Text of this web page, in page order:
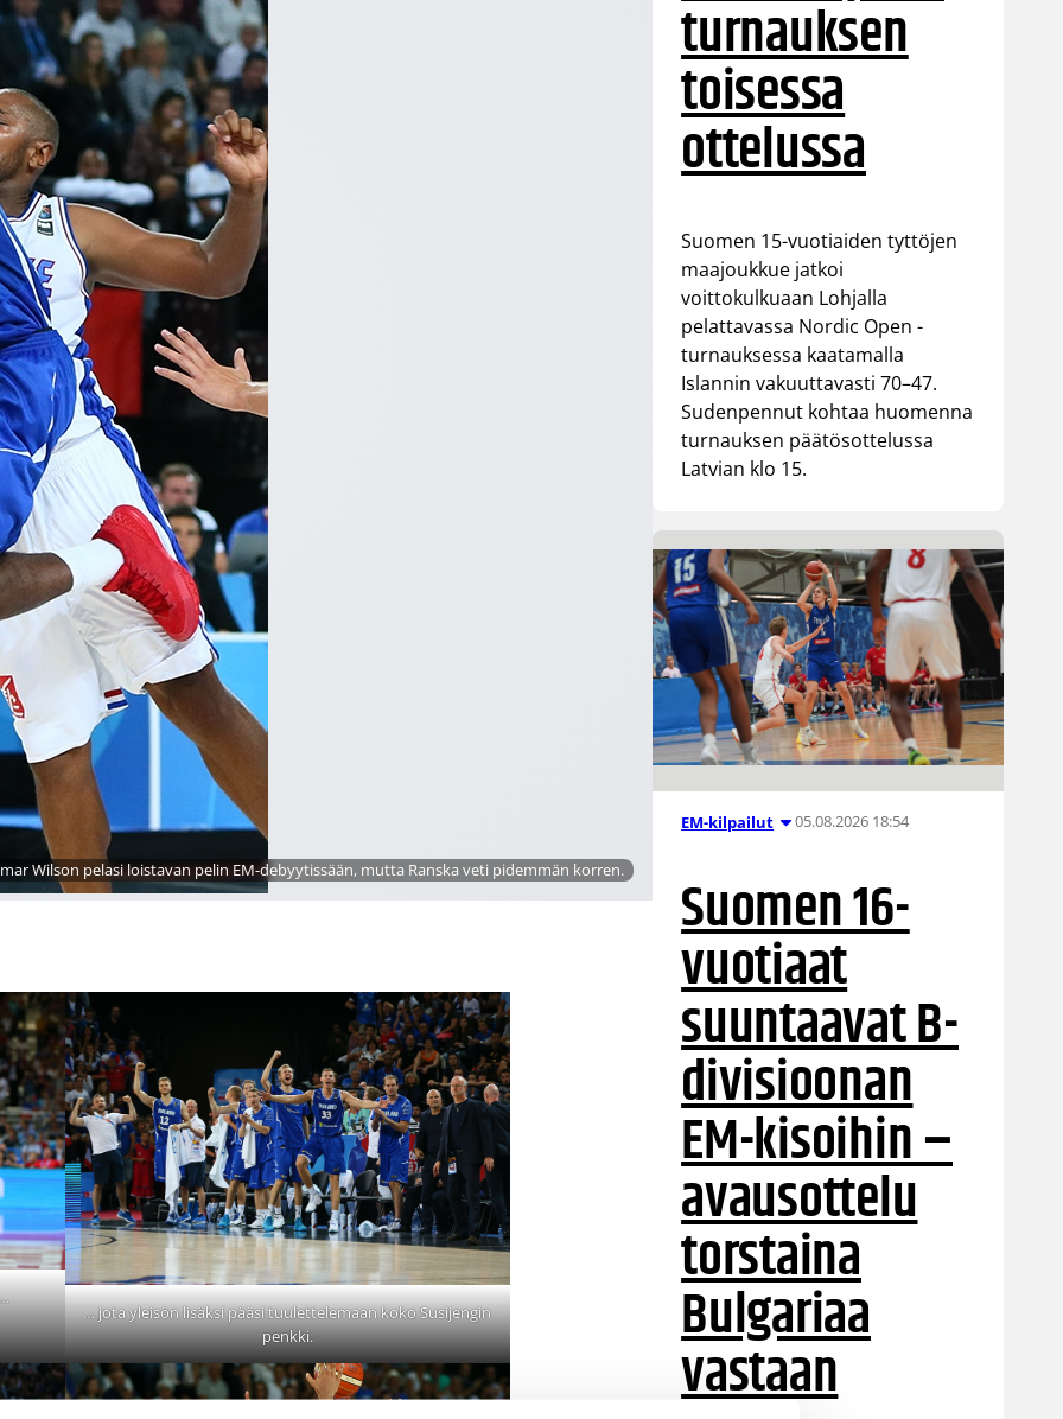
Wilson pelasi loistavan pelin EM-debyytissään, mutta Ranska veti pidemmän korren.
… jota yleisön lisäksi pääsi tuulettelemaan koko Susijengin
penkki.
turnauksen
toisessa
ottelussa
Suomen 15-vuotiaiden tyttöjen
maajoukkue jatkoi
voittokulkuaan Lohjalla
pelattavassa Nordic Open -
turnauksessa kaatamalla
Islannin vakuuttavasti 70–47.
Sudenpennut kohtaa huomenna
turnauksen päätösottelussa
Latvian klo 15.
EM-kilpailut 05.08.2026 18:54
Suomen 16-
vuotiaat
suuntaavat B-
divisioonan
EM-kisoihin –
avausottelu
torstaina
Bulgariaa
vastaan